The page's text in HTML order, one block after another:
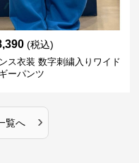
(税込)
ス衣装 数字刺繍入りワイド
ーパンツ
覧へ ›